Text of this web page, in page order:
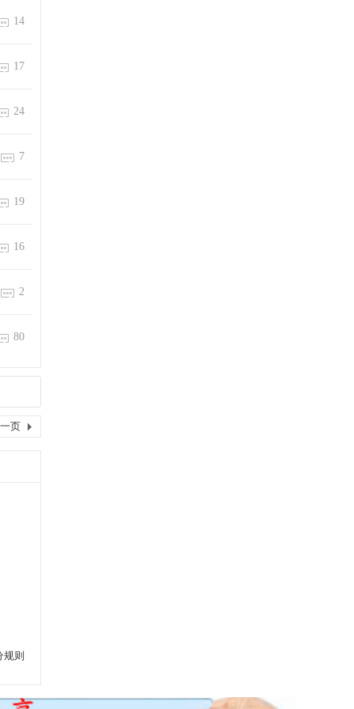
14
17
24
7
19
16
2
80
页
规则